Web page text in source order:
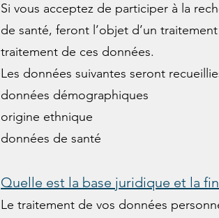
Si vous acceptez de participer à la
de santé, feront l’objet d’un
traitement de ces données.
Les données suivantes seront
données démographiques
origine ethnique
données de santé
Quelle est la base juridique et la
Le traitement de vos données